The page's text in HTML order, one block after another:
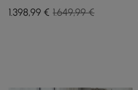
oficina ajustable de piel
sintética
1.398,99 € 1.649,99 €